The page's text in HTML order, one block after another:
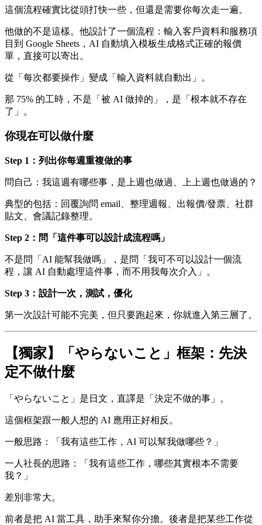
這個流程確實比從頭打快一些，但還是需要你每次走一遍。
他做的不是這樣。他設計了一個流程：輸入客戶資料和服務項
目到 Google Sheets，AI 自動填入模板生成格式正確的報價
單，直接可以寄出。
從「每次都要操作」變成「輸入資料就自動出」。
那 75% 的工時，不是「被 AI 做掉的」，是「根本就不存在
了」。
你現在可以做什麼
Step 1：列出你每週重複做的事
問自己：我這週有哪些事，是上週也做過、上上週也做過的？
典型的包括：回覆詢問 email、整理週報、出報價/發票、社群
貼文、會議記錄整理。
Step 2：問「這件事可以設計成流程嗎」
不是問「AI 能幫我做嗎」，是問「我可不可以設計一個流
程，讓 AI 自動處理這件事，而不用我每次介入」。
Step 3：設計一次，測試，優化
第一次設計可能不完美，但只要跑起來，你就進入第三層了。
【獨家】「やらないこと」框架：先決
定不做什麼
「やらないこと」是日文，直譯是「決定不做的事」。
這個框架跟一般人想的 AI 應用正好相反。
一般思路：「我有這些工作，AI 可以幫我做哪些？」
一人社長的思路：「我有這些工作，哪些其實根本不需要
我？」
差別非常大。
前者是把 AI 當工具，助手來幫你分擔。後者是把某些工作從